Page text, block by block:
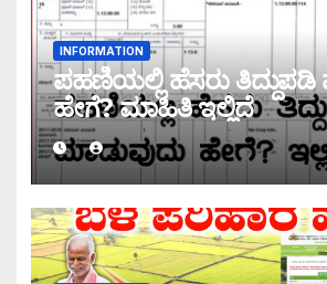
INFORMATION
ಪಹಣಿಯಲ್ಲಿ ಹೆಸರು ತಿದ್ದುಪಡಿ
ಹೇಗೆ? ಮಾಹಿತಿ ಇಲ್ಲಿದೆ